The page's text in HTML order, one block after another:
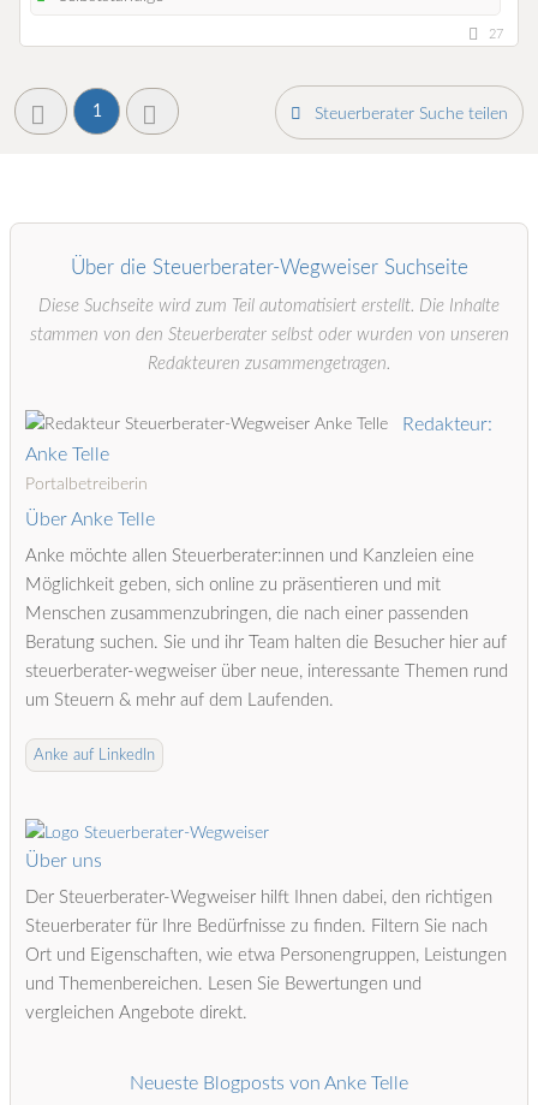
27
1 Steuerberater Suche teilen
Über die Steuerberater-Wegweiser Suchseite
Diese Suchseite wird zum Teil automatisiert erstellt. Die Inhalte
stammen von den Steuerberater selbst oder wurden von unseren
Redakteuren zusammengetragen.
Redakteur:
Anke Telle
Portalbetreiberin
Über Anke Telle
Anke möchte allen Steuerberater:innen und Kanzleien eine
Möglichkeit geben, sich online zu präsentieren und mit
Menschen zusammenzubringen, die nach einer passenden
Beratung suchen. Sie und ihr Team halten die Besucher hier auf
steuerberater-wegweiser über neue, interessante Themen rund
um Steuern & mehr auf dem Laufenden.
Anke auf LinkedIn
Über uns
Der Steuerberater-Wegweiser hilft Ihnen dabei, den richtigen
Steuerberater für Ihre Bedürfnisse zu finden. Filtern Sie nach
Ort und Eigenschaften, wie etwa Personengruppen, Leistungen
und Themenbereichen. Lesen Sie Bewertungen und
vergleichen Angebote direkt.
Neueste Blogposts von Anke Telle